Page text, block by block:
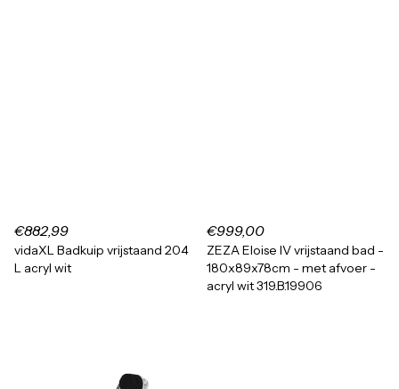
€882,99
vidaXL Badkuip vrijstaand 204
L acryl wit
€999,00
ZEZA Eloise IV vrijstaand bad -
180x89x78cm - met afvoer -
acryl wit 319.B.19906